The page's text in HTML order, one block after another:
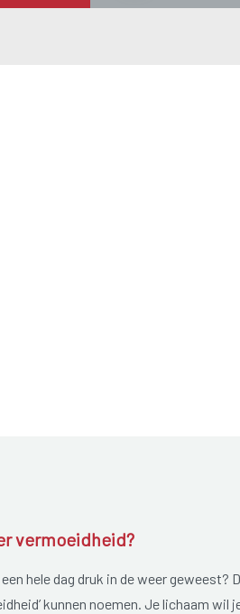
vermoeidheid?
hele dag druk in de weer
kunnen noemen. Je lichaam